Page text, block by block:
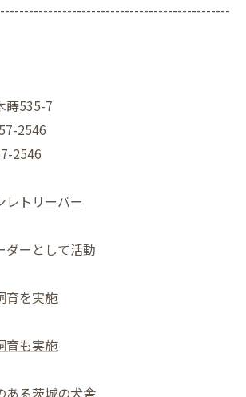
蒔535-7
2546
2546
レトリーバー
ダーとして活動
育を実施
育も実施
ある茨城の犬舎